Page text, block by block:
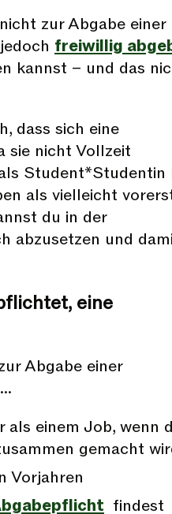
zur Abgabe einer
freiwillig
kannst – und das
dass sich eine
sie nicht Vollzeit
Student*Studentin
als vielleicht
du in der
abzusetzen und
eine
Abgabe einer
als einem Job, wenn
gemacht
Vorjahren
findest